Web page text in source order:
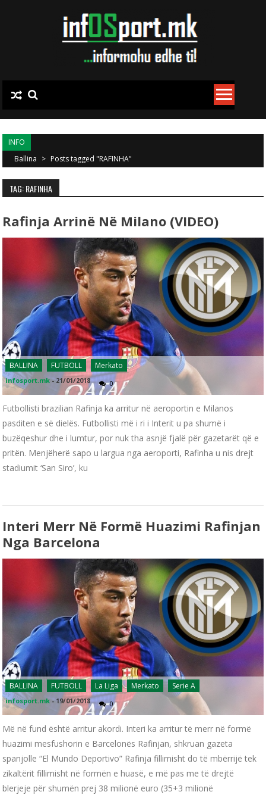
INFO
Ballina > Posts tagged "RAFINHA"
TAG: RAFINHA
Rafinja Arrinë Në Milano (VIDEO)
BALLINA FUTBOLL Merkato
infosport.mk -21/01/2018 0
Futbollisti brazilian Rafinja ka arritur në aeroportin e Milanos
pasditen e së dielës. Futbollisti më i ri i Interit u pa shumë i
buzëqeshur dhe i lumtur, por nuk tha asnjë fjalë për gazetarët që e
pritën. Menjëherë sapo u largua nga aeroporti, Rafinha u nis drejt
stadiumit ‘San Siro’, ku
Interi Merr Në Formë Huazimi Rafinjan
Nga Barcelona
BALLINA FUTBOLL La Liga Merkato Serie A
infosport.mk -19/01/2018 0
Më në fund është arritur akordi. Interi ka arritur të merr në formë
huazimi mesfushorin e Barcelonës Rafinjan, shkruan gazeta
spanjolle “El Mundo Deportivo” Rafinja fillimisht do të mbërrijë tek
zikaltërit fillimisht në formën e huasë, e më pas me të drejtë
blerjeje për shumën prej 38 milionë euro (35+3 milionë